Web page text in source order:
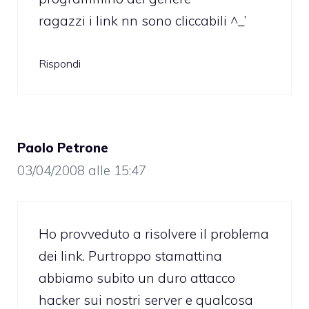
ragazzi i link nn sono cliccabili ^_’
Rispondi
Paolo Petrone
03/04/2008 alle 15:47
Ho provveduto a risolvere il problema
dei link. Purtroppo stamattina
abbiamo subito un duro attacco
hacker sui nostri server e qualcosa